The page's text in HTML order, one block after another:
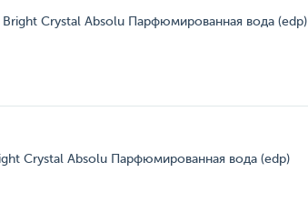
Crystal Absolu Парфюмированная вода (edp)
Crystal Absolu Парфюмированная вода (edp)